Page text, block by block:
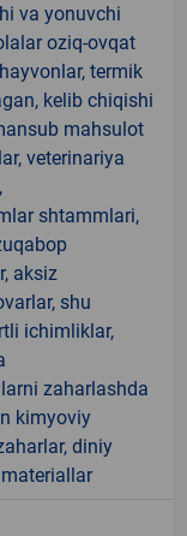
va yonuvchi
oziq-ovqat
termik
kelib chiqishi
mahsulot
veterinariya
shtammlari,
aksiz
shu
ichimliklar,
zaharlashda
kimyoviy
diniy